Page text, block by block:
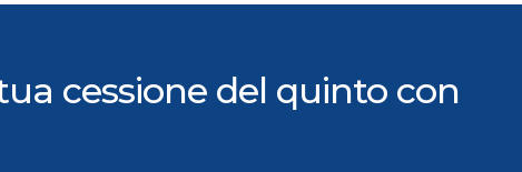
cessione del quinto con